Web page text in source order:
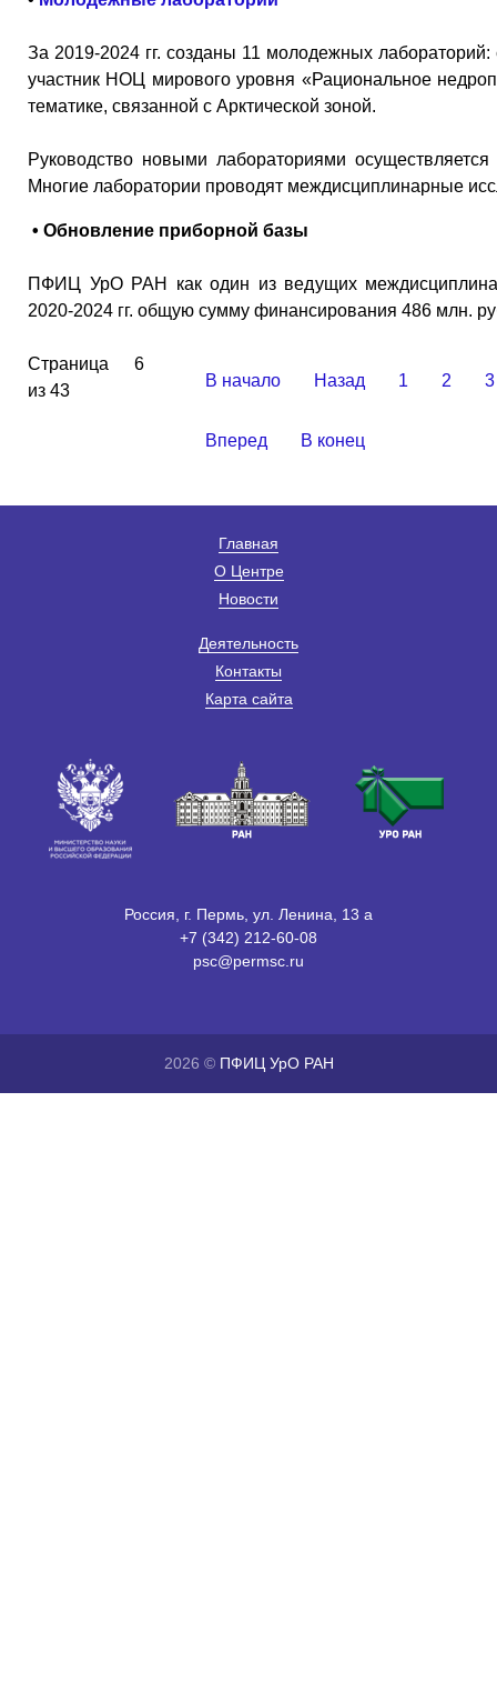
За 2019-2024 гг. созданы 11 молодежных лабораторий:
участник НОЦ мирового уровня «Рациональное
тематике, связанной с Арктической зоной.
Руководство новыми лабораториями
Многие лаборатории проводят междисциплинарные
• Обновление приборной базы
ПФИЦ УрО РАН как один из ведущих
2020-2024 гг. общую сумму финансирования 486 млн.
Страница 6
из 43
В начало Назад 1 2 3
Вперед В конец
Главная
О Центре
Новости
Деятельность
Контакты
Карта сайта
Россия, г. Пермь, ул. Ленина, 13 а
+7 (342) 212-60-08
psc@permsc.ru
2026 © ПФИЦ УрО РАН